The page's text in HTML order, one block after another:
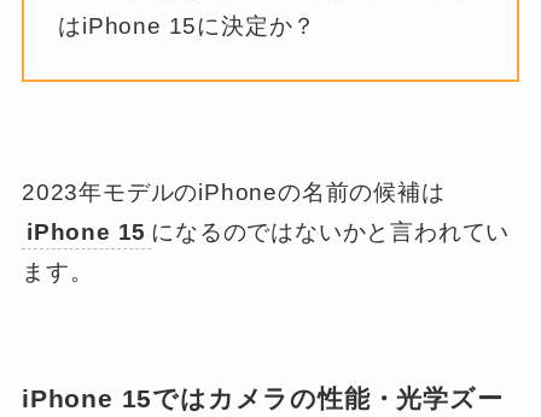
はiPhone 15に決定か？
2023年モデルのiPhoneの名前の候補は
iPhone 15 になるのではないかと言われてい
ます。
iPhone 15ではカメラの性能・光学ズー